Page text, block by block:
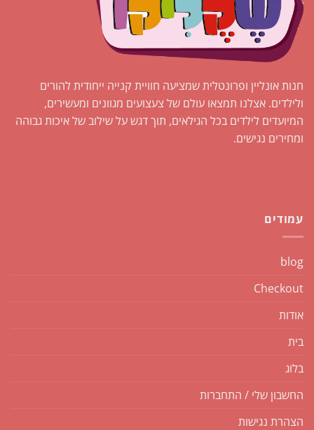
חנות אונליין ופרונטלית שמציעה חוויית קנייה ייחודית להורים
ולילדים. אצלנו תמצאו עולם של צעצועים מגוונים ומעשירים,
המיועדים לילדים בכל הגילאים, תוך דגש על שילוב של איכות גבוהה
ומחירים נגישים.
עמודים
blog
Checkout
אודות
בית
בלוג
החשבון שלי / התחברות
הצהרת נגישות